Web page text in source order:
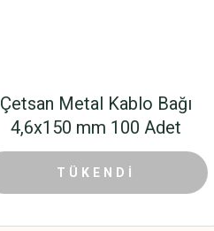
Çetsan Metal Kablo Bağı
4,6x150 mm 100 Adet
680,40 TL 421,85 TL
TÜKENDİ